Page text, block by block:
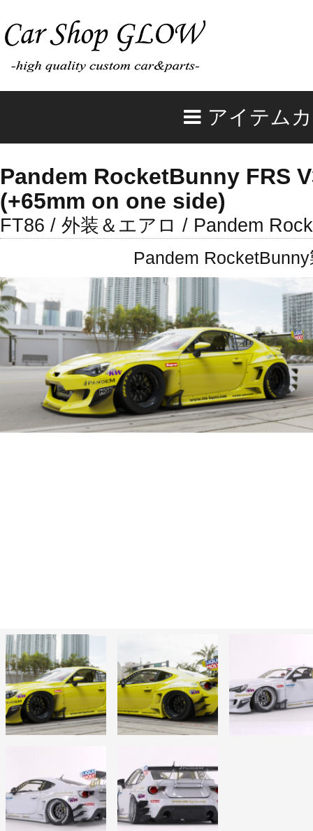
アイテム
Pandem RocketBunny FRS
(+65mm on one side)
FT86 / 外装＆エアロ / Pandem
Pandem